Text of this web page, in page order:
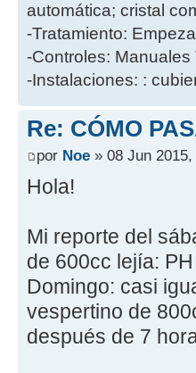
automática; cristal
-Tratamiento:
-Controles: Manuales
-Instalaciones: :
Re: CÓMO
por Noe » 08 Jun 2015,
Hola!
Mi reporte del
de 600cc lejía:
Domingo: casi
vespertino de
después de 7